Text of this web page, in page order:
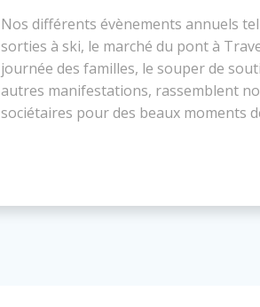
Nos différents évènements annuels
sorties à ski, le marché du pont à
journée des familles, le souper de
autres manifestations, rassemblent
sociétaires pour des beaux moments